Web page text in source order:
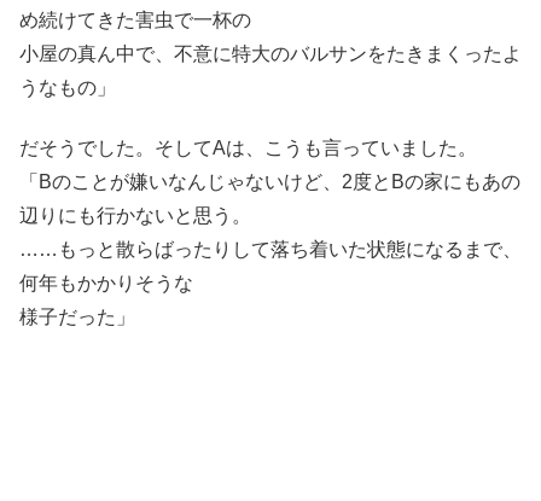
め続けてきた害虫で一杯の
小屋の真ん中で、不意に特大のバルサンをたきまくったよ
うなもの」
だそうでした。そしてAは、こうも言っていました。
「Bのことが嫌いなんじゃないけど、2度とBの家にもあの
辺りにも行かないと思う。
……もっと散らばったりして落ち着いた状態になるまで、
何年もかかりそうな
様子だった」